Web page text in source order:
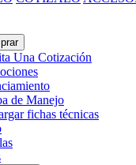
Una Cotización
de Manejo
fichas técnicas